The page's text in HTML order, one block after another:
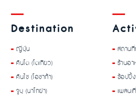
Destination
ญี่ปุ่น
คันโต (โตเกียว)
คันไซ (โอซาก้า)
จูบุ (นาโกย่า)
สถาน
ร้านอ
ช้อปปิ้
แพลน